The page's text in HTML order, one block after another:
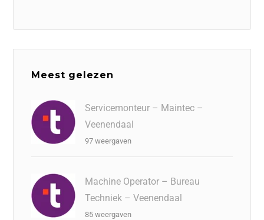
Meest gelezen
Servicemonteur – Maintec –
Veenendaal
97 weergaven
Machine Operator – Bureau
Techniek – Veenendaal
85 weergaven